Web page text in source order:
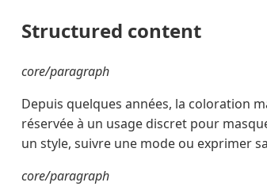
Structured content
core/paragraph
Depuis quelques années, la coloration
réservée à un usage discret pour
un style, suivre une mode ou exprimer
core/paragraph